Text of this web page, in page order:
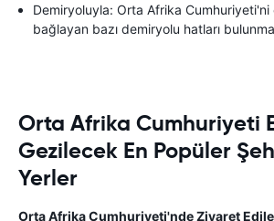
Demiryoluyla: Orta Afrika
bağlayan bazı demiryolu hatları
Orta Afrika Cumhuriyeti
Gezilecek En Popüler
Yerler
Orta Afrika Cumhuriyeti'nde Ziyaret